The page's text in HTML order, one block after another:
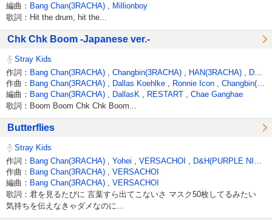
編曲： Bang Chan(3RACHA) Millionboy
歌詞：Hit the drum, hit the...
Chk Chk Boom -Japanese ver.-
Stray Kids
作詞： Bang Chan(3RACHA) Changbin(3RACHA) HAN(3RACHA)
D&H(PURPLE NIGHT)
作曲： Bang Chan(3RACHA) Dallas Koehlke Ronnie Icon
Changbin(3RACHA)
編曲： Bang Chan(3RACHA) DallasK RESTART Chae Ganghae
歌詞：Boom Boom Chk Chk Boom...
Butterflies
Stray Kids
作詞： Bang Chan(3RACHA) Yohei VERSACHOI
D&H(PURPLE NIGHT)
作曲： Bang Chan(3RACHA)
VERSACHOI
編曲： Bang Chan(3RACHA) VERSACHOI
歌詞：君を見るたびに 言葉すら出てこないさ マスク50枚してるみたい
気持ちを伝えなきゃダメなのに...